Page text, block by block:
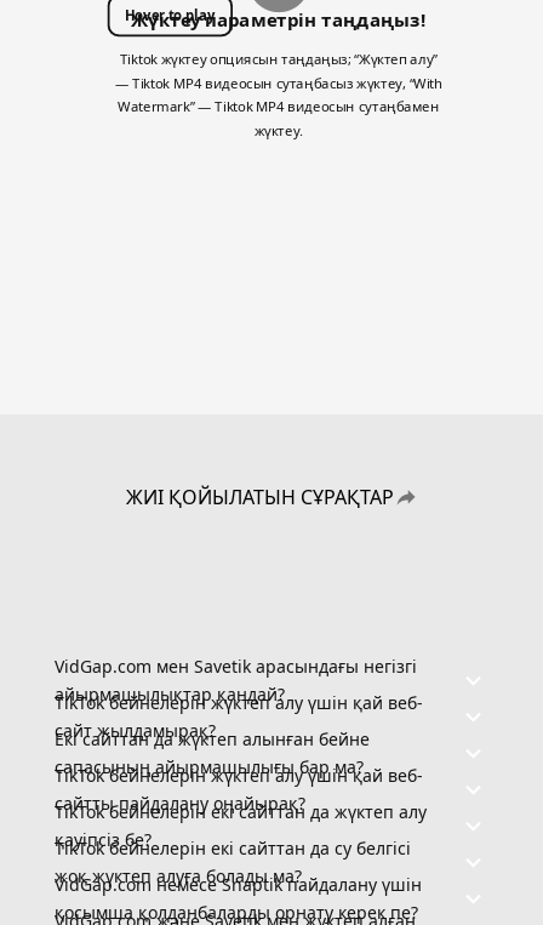
Hover to play
Жүктеу параметрін таңдаңыз!
Tiktok жүктеу опциясын таңдаңыз; “Жүктеп алу”
— Tiktok MP4 видеосын сутаңбасыз жүктеу, “With
Watermark” — Tiktok MP4 видеосын сутаңбамен
жүктеу.
ЖИІ ҚОЙЫЛАТЫН СҰРАҚТАР
VidGap.com мен Savetik арасындағы негізгі
айырмашылықтар қандай?
TikTok бейнелерін жүктеп алу үшін қай веб-
сайт жылдамырақ?
Екі сайттан да жүктеп алынған бейне
сапасының айырмашылығы бар ма?
TikTok бейнелерін жүктеп алу үшін қай веб-
сайтты пайдалану оңайырақ?
TikTok бейнелерін екі сайттан да жүктеп алу
қауіпсіз бе?
TikTok бейнелерін екі сайттан да су белгісі
жоқ жүктеп алуға болады ма?
VidGap.com немесе Snaptik пайдалану үшін
қосымша қолданбаларды орнату керек пе?